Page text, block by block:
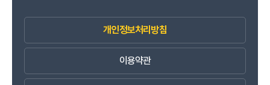
개인정보처리방침
이용약관